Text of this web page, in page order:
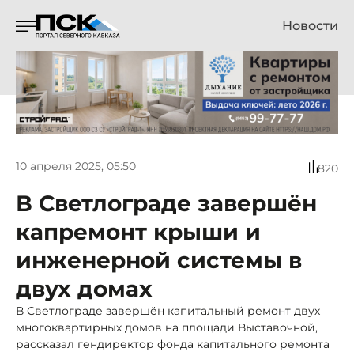
Новости
10 апреля 2025, 05:50 820
В Светлограде завершён
капремонт крыши и
инженерной системы в
двух домах
В Светлограде завершён капитальный ремонт двух
многоквартирных домов на площади Выставочной,
рассказал гендиректор фонда капитального ремонта